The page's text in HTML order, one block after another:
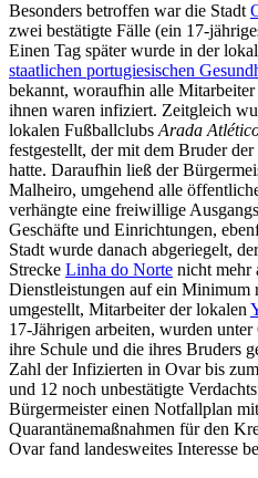
Besonders betroffen war die Stadt
zwei bestätigte Fälle (ein 17-
Einen Tag später wurde in der
staatlichen portugiesischen
bekannt, woraufhin alle
ihnen waren infiziert. Zeitgleich
lokalen Fußballclubs Arada
festgestellt, der mit dem Bruder
hatte. Daraufhin ließ der
Malheiro, umgehend alle
verhängte eine freiwillige
Geschäfte und Einrichtungen,
Stadt wurde danach abgeriegelt,
Strecke Linha do Norte nicht mehr
Dienstleistungen auf ein Minimum
umgestellt, Mitarbeiter der lokalen
17-Jährigen arbeiten, wurden
ihre Schule und die ihres Bruders
Zahl der Infizierten in Ovar bis
und 12 noch unbestätigte
Bürgermeister einen Notfallplan
Quarantänemaßnahmen für den
Ovar fand landesweites Interesse